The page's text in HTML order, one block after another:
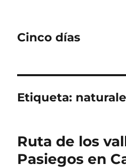
Cinco días
Etiqueta:
Ruta de los
Pasiegos en